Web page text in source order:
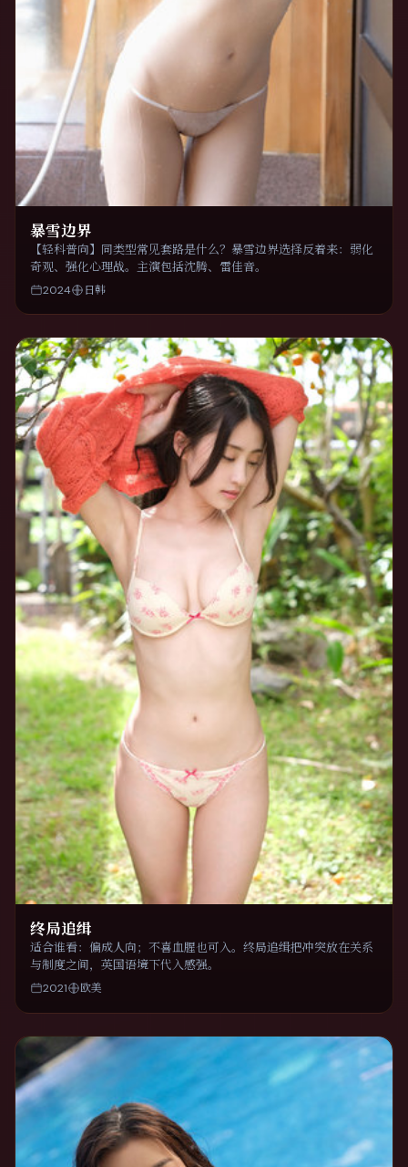
暴雪边界
【轻科普向】同类型常见套路是什么？暴雪边界选择反着来：弱化
奇观、强化心理战。主演包括沈腾、雷佳音。
2024 日韩
终局追缉
适合谁看：偏成人向；不喜血腥也可入。终局追缉把冲突放在关系
与制度之间，英国语境下代入感强。
2021 欧美